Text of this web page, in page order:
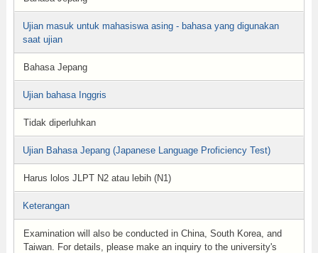
Ujian masuk untuk mahasiswa asing - bahasa yang digunakan
saat ujian
Bahasa Jepang
Ujian bahasa Inggris
Tidak diperluhkan
Ujian Bahasa Jepang (Japanese Language Proficiency Test)
Harus lolos JLPT N2 atau lebih (N1)
Keterangan
Examination will also be conducted in China, South Korea, and
Taiwan. For details, please make an inquiry to the university's